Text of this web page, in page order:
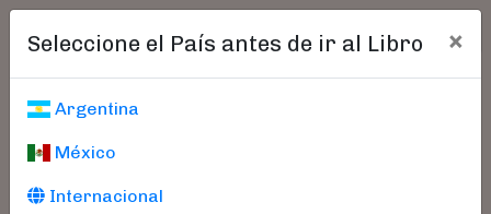
Seleccione el País antes de ir al Libro ×
Argentina
México
Internacional